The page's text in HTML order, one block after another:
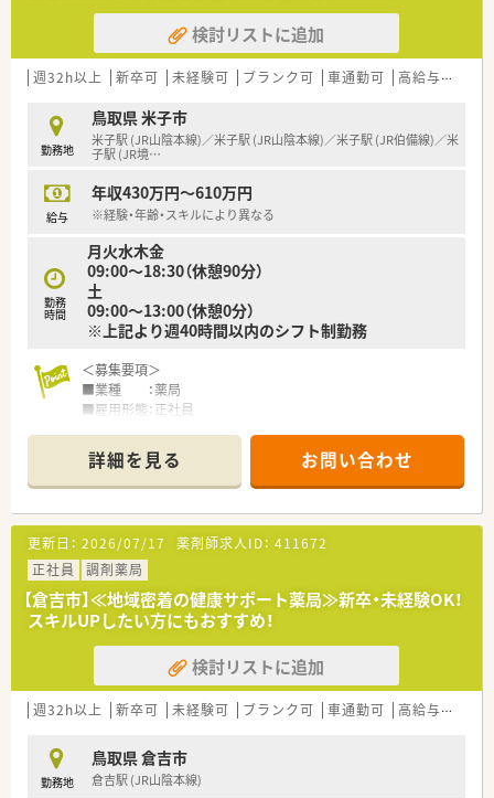
■島根県と鳥取県を中心に計5店舗を展開しており、地域の皆様
の健康と暮らしを繋ぐ架け橋となることを目指す企業です。
■代表が元MR職という経験を持つため現場への理解が深く、従
業員が気持ちよく働ける職場作りに力を注いでいます。
【求人情報について】
■想定年収は500万円から660万円となっており、これまでの実
務経験や適性を総合的に考慮して優遇いたします。
す。
■住宅補助制度が用意されているため家賃負担が軽減でき、転居
【職場環境と雰囲気】
■アットホームで明るく和気あいあいとした雰囲気が魅力であ
り、スタッフ同士が声を掛け合い助け合う文化が定着していま
す。
手厚いため、調剤や投薬業務に専念しやすい環境です。
■20代から30代の中途入社者も多く活躍しており、社内の意見
交換が活発に行われる風通しの良い職場組織となっています。
検討リストに追加
週32h以上 新卒可 未経験可 ブランク可 車通勤可 高給与(600万円以上)
勤務地
鳥取県 米子市
米子駅 (JR山陰本線)／米子駅 (JR山陰本線)／米子駅 (JR伯備線)／米
子駅 (JR境…
給与
年収430万円～610万円
※経験・年齢・スキルにより異なる
勤務
時間
月火水木金
09:00～18:30（休憩90分）
土
09:00～13:00（休憩0分）
※上記より週40時間以内のシフト制勤務
＜募集要項＞
■業種 ：薬局
■雇用形態：正社員
■資格 ：薬剤師免許をお持ちの方（取得見込みの方を含む）
■給与 ：460万円～650万円
■休日 ：日祝＋その他シフトに準ずる
＜こんな薬局です＞
■近隣のクリニックや病院などから複数科目応需しています。
■小児科, 内科, 消化器科, 外科, 整形外科, 皮膚科，その他広域処
方箋が中心です。
■処方箋枚数は50～60枚/日程です。
■薬剤師は常勤1名・パート1名・契約社員1名が在籍しています。
■調剤・監査・投薬・薬歴管理・在宅など薬剤師業務全般をお願い
します。
＜法人概要＞
■東証プライム上場企業のグループ会社です。
■信頼される薬局であり続けるために：ＱＯＬ(生活の質)、ＡＤ
詳細を見る お問い合わせ
更新日： 2026/07/17 薬剤師求人ID： 411672
正社員
調剤薬局
【倉吉市】≪地域密着の健康サポート薬局≫新卒・未経験OK！
スキルUPしたい方にもおすすめ！
検討リストに追加
週32h以上 新卒可 未経験可 ブランク可 車通勤可 高給与(600万円以上)
勤務地
鳥取県 倉吉市
倉吉駅 (JR山陰本線)